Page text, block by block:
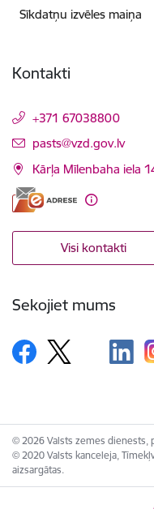
Sīkdatņu izvēles maiņa
Kontakti
+371 67038800
E-pasts:
pasts@vzd.gov.lv
Kārļa Mīlenbaha iela
Visi kontakti
Sekojiet mums
© 2026 Valsts zemes dienests,
© 2020 Valsts kanceleja,
aizsargātas.